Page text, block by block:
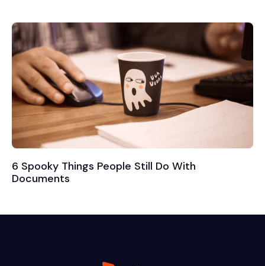
6 Spooky Things People Still Do With
Documents